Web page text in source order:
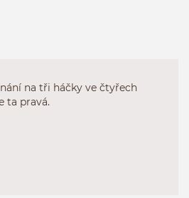
na tři háčky ve čtyřech
ta pravá.